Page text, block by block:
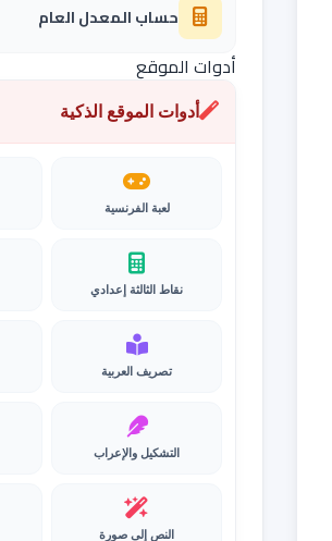
حساب المعدل العام
أدوات الموقع
أدوات الموقع الذكية
لعبة الفرنسية
نقاط الثالثة إعدادي
تصريف العربية
التشكيل والإعراب
النص إلى صورة